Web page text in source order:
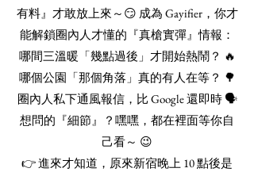
有料』才敢放上來～😏 成為 Gayifier，你才
能解鎖圈內人才懂的『真槍實彈』情報：
哪間三溫暖「幾點過後」才開始熱鬧？ 🔥
哪個公園「那個角落」真的有人在等？ 🌳
圈內人私下通風報信，比 Google 還即時 🗣️
想問的『細節』？嘿嘿，都在裡面等你自
己看～ 😉
👉 進來才知道，原來新宿晚上 10 點後是